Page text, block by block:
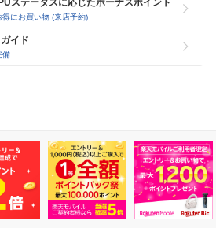
にお買い物 (来店予約)
イド
備